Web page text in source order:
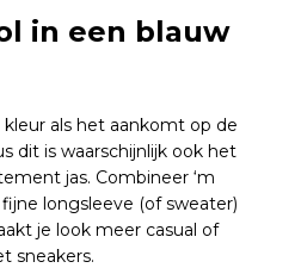
in een blauw
als het aankomt op de
dit is waarschijnlijk ook het
jas. Combineer ‘m
longsleeve (of sweater)
je look meer casual of
sneakers.